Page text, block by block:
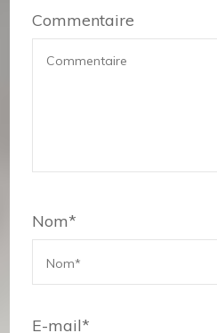
Commentaire
Nom*
E-mail*